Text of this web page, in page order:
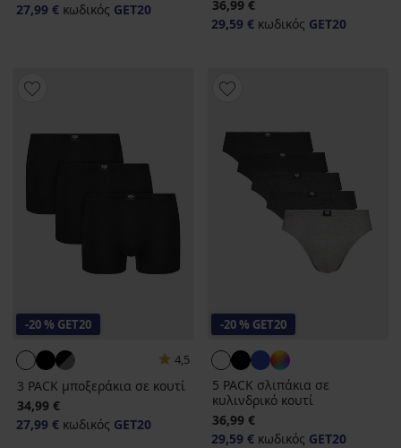
27,99 € κωδικός GET20
36,99 €
29,59 € κωδικός GET20
-20 % GET20
4,5
3 PACK μποξεράκια σε κουτί
34,99 €
27,99 € κωδικός GET20
-20 % GET20
5 PACK σλιπάκια σε
κυλινδρικό κουτί
36,99 €
29,59 € κωδικός GET20